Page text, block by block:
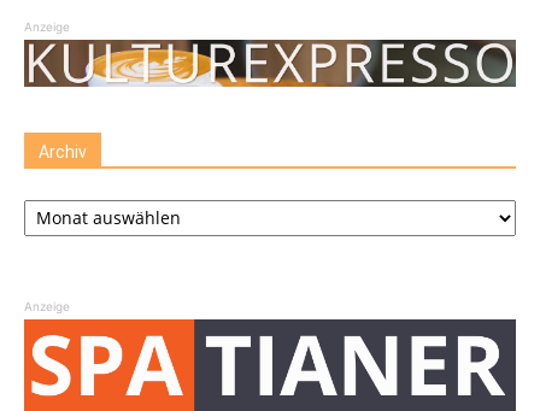
Anzeige
Archiv
Archiv
Anzeige